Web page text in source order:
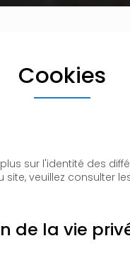
Cookies
sur l'identité des
site, veuillez consulter
de la vie